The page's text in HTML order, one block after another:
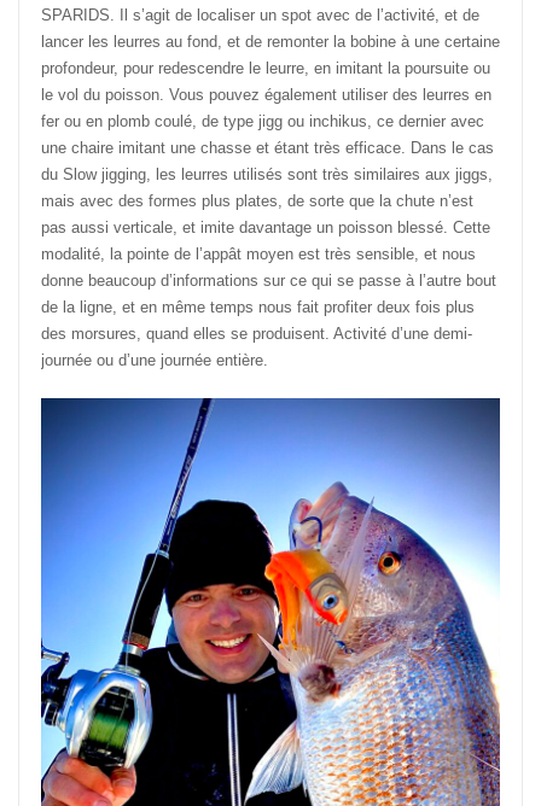
SPARIDS. Il s’agit de localiser un spot avec de l’activité, et de
lancer les leurres au fond, et de remonter la bobine à une certaine
profondeur, pour redescendre le leurre, en imitant la poursuite ou
le vol du poisson. Vous pouvez également utiliser des leurres en
fer ou en plomb coulé, de type jigg ou inchikus, ce dernier avec
une chaire imitant une chasse et étant très efficace. Dans le cas
du Slow jigging, les leurres utilisés sont très similaires aux jiggs,
mais avec des formes plus plates, de sorte que la chute n’est
pas aussi verticale, et imite davantage un poisson blessé. Cette
modalité, la pointe de l’appât moyen est très sensible, et nous
donne beaucoup d’informations sur ce qui se passe à l’autre bout
de la ligne, et en même temps nous fait profiter deux fois plus
des morsures, quand elles se produisent. Activité d’une demi-
journée ou d’une journée entière.